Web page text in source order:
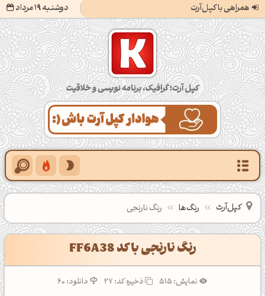
همراهی با کپل‌آرت دوشنبه 19 مرداد کپل‌آرت؛ گرافیک، برنامه‌نویسی و خلاقیت
کپل‌آرت رنگ‌ها رنگ نارنجی
رنگ نارنجی با کد FF6A38
نمایش: 515 ذخیره کد:27
دانلود: 60